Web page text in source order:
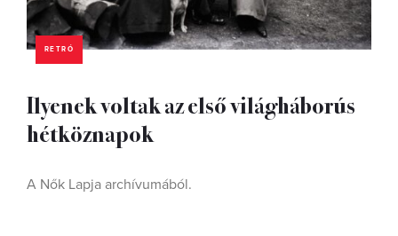
RETRÓ
Ilyenek voltak az első világháborús
hétköznapok
A Nők Lapja archívumából.